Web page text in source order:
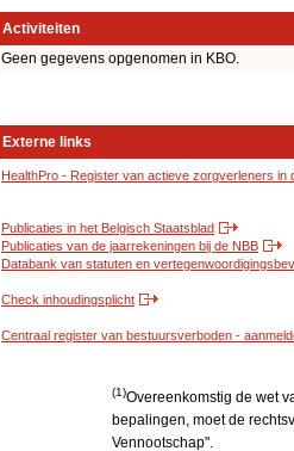
Activiteiten
Geen gegevens opgenomen in KBO.
Externe links
HealthPro - Register van actieve zorgverleners in
Publicaties in het Belgisch Staatsblad
Publicaties van de jaarrekeningen bij de NBB
Databank van statuten en
Check inhoudingsplicht
Centraal register van bestuursverboden -
(1)Overeenkomstig de wet
bepalingen, moet de
Vennootschap".